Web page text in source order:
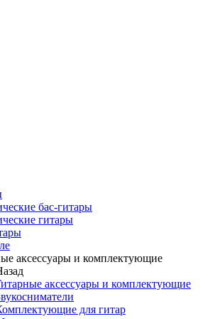
бас-гитары
гитары
аксессуары и комплектующие
аксессуары и комплектующие
для гитар